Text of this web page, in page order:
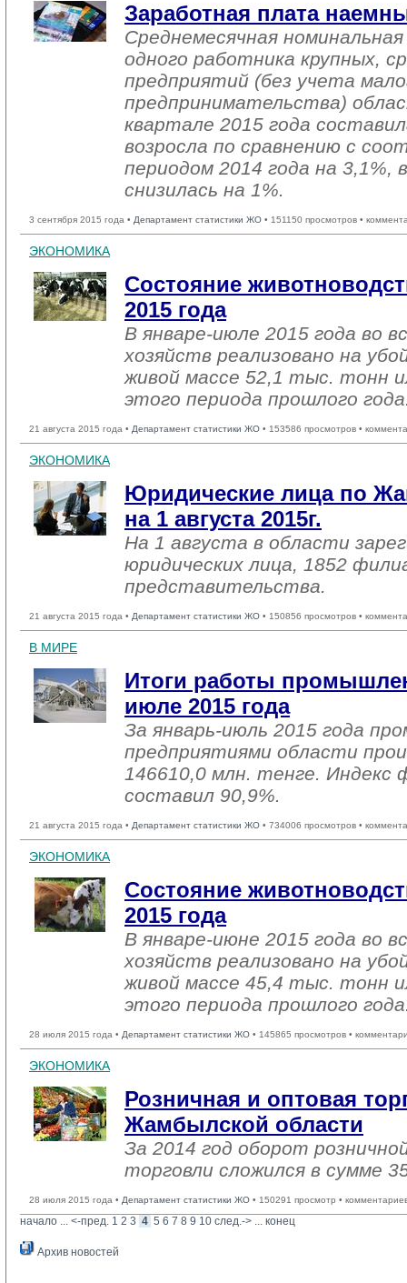
Заработная плата
Среднемесячная
одного работника крупных,
предприятий (без учета
предпринимательства)
квартале 2015 года
возросла по сравнению с
периодом 2014 года на 3,1%,
снизилась на 1%.
3 сентября 2015 года • Департамент статистики ЖО • 151150 просмотров •
ЭКОНОМИКА
Состояние
2015 года
В январе-июле 2015 года во
хозяйств реализовано на
живой массе 52,1 тыс. тонн
этого периода прошлого
21 августа 2015 года • Департамент статистики ЖО • 153586 просмотров •
ЭКОНОМИКА
Юридические лица по
на 1 августа 2015г.
На 1 августа в области
юридических лица, 1852
представительства.
21 августа 2015 года • Департамент статистики ЖО • 150856 просмотров •
В МИРЕ
Итоги работы
июле 2015 года
За январь-июль 2015 года
предприятиями области
146610,0 млн. тенге. Индекс
составил 90,9%.
21 августа 2015 года • Департамент статистики ЖО • 734006 просмотров •
ЭКОНОМИКА
Состояние
2015 года
В январе-июне 2015 года во
хозяйств реализовано на
живой массе 45,4 тыс. тонн
этого периода прошлого
28 июля 2015 года • Департамент статистики ЖО • 145865 просмотров •
ЭКОНОМИКА
Розничная и оптовая
Жамбылской области
За 2014 год оборот
торговли сложился в сумме
28 июля 2015 года • Департамент статистики ЖО • 150291 просмотр •
начало ... <-пред. 1 2 3 4 5 6 7 8 9 10 след.-> ... конец
Архив новостей